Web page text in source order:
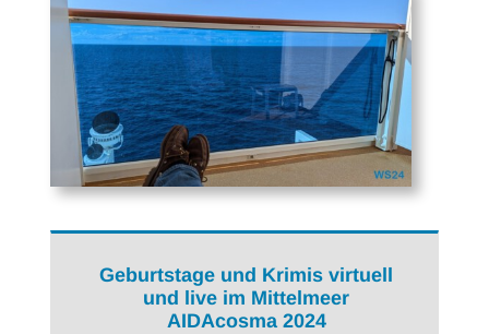
Geburtstage und Krimis virtuell
und live im Mittelmeer
AIDAcosma 2024